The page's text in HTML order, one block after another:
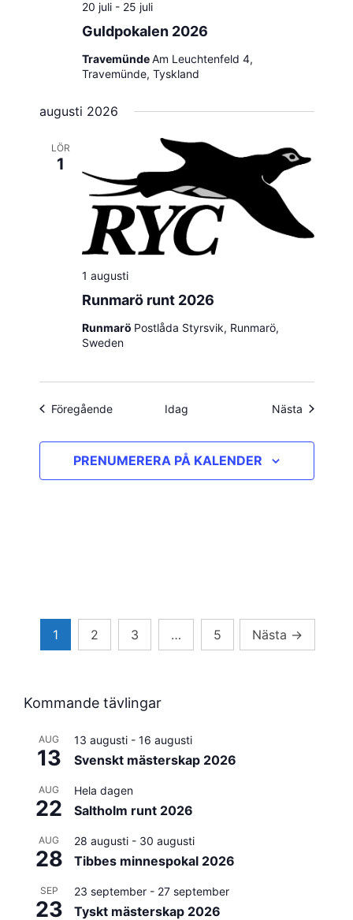
Guldpokalen 2026
20 juli- 25 juli
TravemündeAm Leuchtenfeld 4,
Travemünde, Tyskland
augusti 2026
LÖR
1
Runmarö runt 2026
1 augusti
Runmarö Postlåda Styrsvik, Runmarö,
Sweden
FöregåendeEvenemangIdag Nästa
PRENUMERERA PÅ KALENDER
Sidnumrering
1 2 3 … 5 Nästa →
Kommande tävlingar
AUG
13
13 augusti - 16 augusti
Svenskt mästerskap 2026
AUG
22
Hela dagen
Saltholm runt 2026
AUG
28
28 augusti - 30 augusti
Tibbes minnespokal 2026
SEP
23
23 september - 27 september
Tyskt mästerskap 2026